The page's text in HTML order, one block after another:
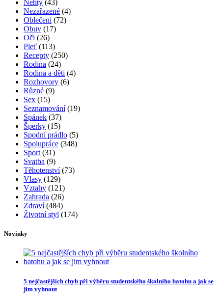
Nehty (43)
Nezařazené (4)
Oblečení(72)
Obuv (17)
Oči (26)
Pleť (113)
Recepty (250)
Rodina (24)
Rodina a děti (4)
Rozhovory (6)
Různé (9)
Sex (15)
Seznamování(19)
Spánek (37)
Šperky (15)
Spodní prádlo (5)
Spolupráce (348)
Sport (31)
Svatba (9)
Těhotenství(73)
Vlasy (129)
Vztahy (121)
Zahrada (26)
Zdraví(484)
Životní styl (174)
Novinky
5 nejčastějších chyb při výběru studentského školního batohu a jak se
jim vyhnout